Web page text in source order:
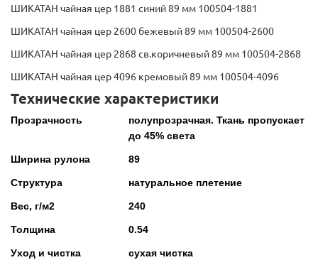
ШИКАТАН чайная цер 1881 синий 89 мм 100504-1881
ШИКАТАН чайная цер 2600 бежевый 89 мм 100504-2600
ШИКАТАН чайная цер 2868 св.коричневый 89 мм 100504-2868
ШИКАТАН чайная цер 4096 кремовый 89 мм 100504-4096
Технические характеристики
Прозрачность
полупрозрачная. Ткань пропускает
до 45% света
Ширина рулона 89
Структура натуральное плетение
Вес, г/м2 240
Толщина 0.54
Уход и чистка сухая чистка